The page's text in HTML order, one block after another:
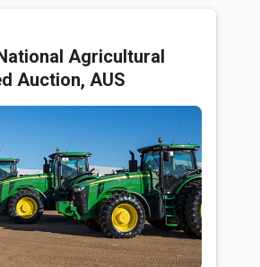
Agricultural
Auction, AUS